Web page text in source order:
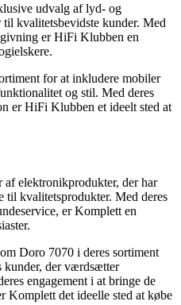
udvalg af lyd- og
kvalitetsbevidste kunder. Med
er HiFi Klubben en
for at inkludere mobiler
og stil. Med deres
er HiFi Klubben et ideelt sted at
elektronikprodukter, der har
til kvalitetsprodukter. Med deres
er Komplett en
Doro 7070 i deres sortiment
kunder, der værdsætter
engagement i at bringe de
Komplett det ideelle sted at købe